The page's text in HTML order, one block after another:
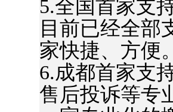
5.全国首家支
目前已经全部
家快捷、方便
6.成都首家支
售后投诉等专